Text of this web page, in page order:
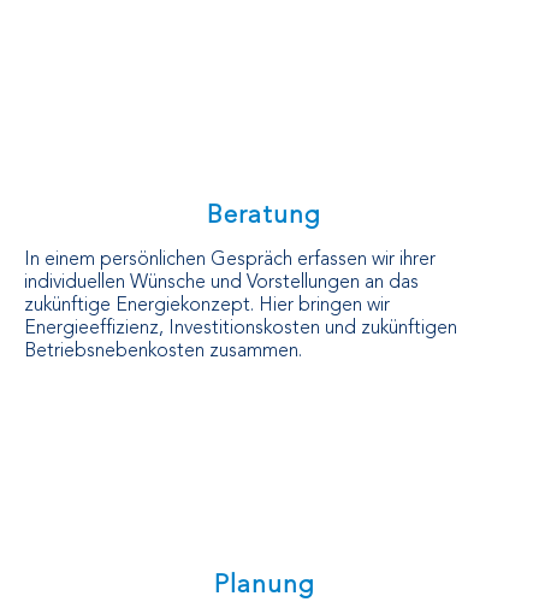
Beratung
In einem persönlichen Gespräch erfassen wir ihrer
individuellen Wünsche und Vorstellungen an das
zukünftige Energiekonzept. Hier bringen wir
Energieeffizienz, Investitionskosten und zukünftigen
Betriebsnebenkosten zusammen.
Planung